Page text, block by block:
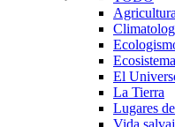
El
La Tierra
Lugares
Vida